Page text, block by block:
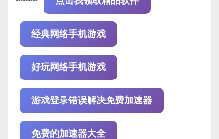
经典网络手机游戏
好玩网络手机游戏
游戏登录错误解决免费加速器
免费的加速器大全